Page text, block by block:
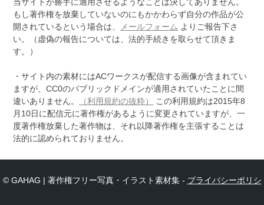
もし著作権を放棄していないのにもかかわらず自分の作品が公
開されているという場合は、
メールフォーム よりご報告下さ
い。（虚偽の報告については、法的手続きを取らせて頂きま
す。）
・サイト内の素材にはACワークスが配信する画像が含まれてい
ますが、CC0のパブリックドメインが適用されていたことに間
違いありません。
（利用規約の抜粋）
この利用規約は2015年8
月10日に配信元に著作権があるように変更されていますが、一
度著作権放棄した著作物は、それ以降著作権を主張することは
法的に認められておりません。
© GAHAG | 著作権フリー写真・イラスト素材集 - プライバシーポリシ